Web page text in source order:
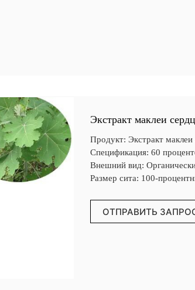
Экстракт маклеи
Продукт: Экстракт маклеи
Спецификация: 60
Внешний вид:
Размер сита: 100-
ОТПРАВИТЬ